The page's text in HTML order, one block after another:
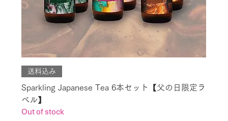
送料込み
Sparkling Japanese Tea 6本セット【父の日限定ラ
ベル】
Out of stock